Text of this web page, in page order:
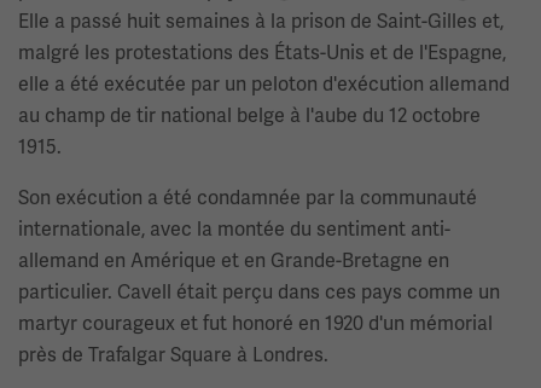
Elle a passé huit semaines à la prison de Saint-Gilles et,
malgré les protestations des États-Unis et de l'Espagne,
elle a été exécutée par un peloton d'exécution allemand
au champ de tir national belge à l'aube du 12 octobre
1915.
Son exécution a été condamnée par la communauté
internationale, avec la montée du sentiment anti-
allemand en Amérique et en Grande-Bretagne en
particulier. Cavell était perçu dans ces pays comme un
martyr courageux et fut honoré en 1920 d'un mémorial
près de Trafalgar Square à Londres.